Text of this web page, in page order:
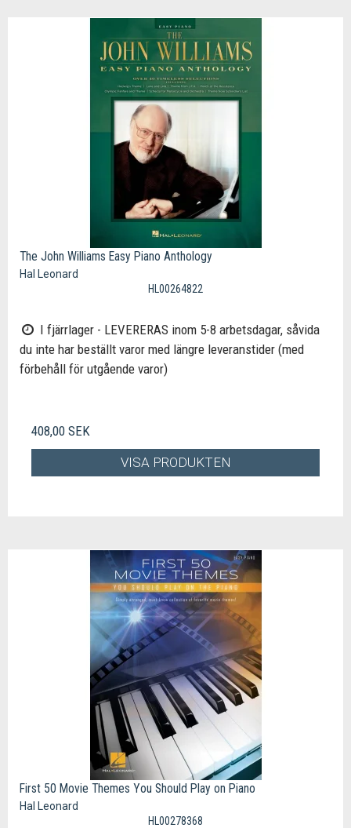
The John Williams Easy Piano Anthology
Hal Leonard
HL00264822
I fjärrlager - LEVERERAS inom 5-8 arbetsdagar, såvida
du inte har beställt varor med längre leveranstider (med
förbehåll för utgående varor)
408,00 SEK
VISA PRODUKTEN
First 50 Movie Themes You Should Play on Piano
Hal Leonard
HL00278368